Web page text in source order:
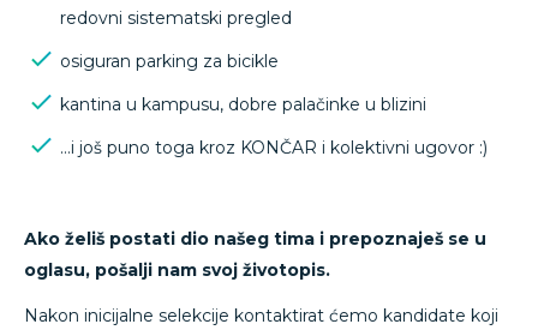
redovni sistematski pregled
osiguran parking za bicikle
kantina u kampusu, dobre palačinke u blizini
…i još puno toga kroz KONČAR i kolektivni ugovor :)
Ako želiš postati dio našeg tima i prepoznaješ se u
oglasu, pošalji nam svoj životopis.
Nakon inicijalne selekcije kontaktirat ćemo kandidate koji